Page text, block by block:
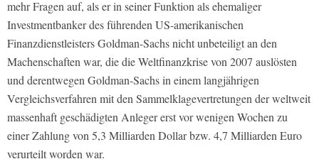
mehr Fragen auf, als er in seiner Funktion als ehemaliger
Investmentbanker des führenden US-amerikanischen
Finanzdienstleisters Goldman-Sachs nicht unbeteiligt an den
Machenschaften war, die die Weltfinanzkrise von 2007 auslösten
und derentwegen Goldman-Sachs in einem langjährigen
Vergleichsverfahren mit den Sammelklagevertretungen der weltweit
massenhaft geschädigten Anleger erst vor wenigen Wochen zu
einer Zahlung von 5,3 Milliarden Dollar bzw. 4,7 Milliarden Euro
verurteilt worden war.